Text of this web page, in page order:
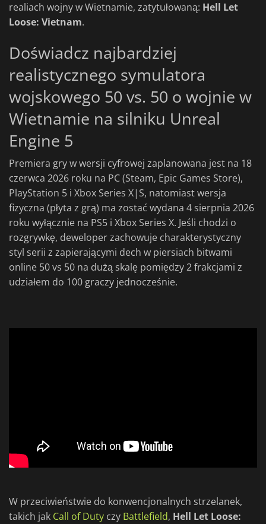
realiach wojny w Wietnamie, zatytułowaną: Hell Let
Loose: Vietnam.
Doświadcz najbardziej
realistycznego symulatora
wojskowego 50 vs. 50 o wojnie w
Wietnamie na silniku Unreal
Engine 5
Premiera gry w wersji cyfrowej zaplanowana jest na 18
czerwca 2026 roku na PC (Steam, Epic Games Store),
PlayStation 5 i Xbox Series X|S, natomiast wersja
fizyczna (płyta z grą) ma zostać wydana 4 sierpnia 2026
roku wyłącznie na PS5 i Xbox Series X. Jeśli chodzi o
rozgrywkę, deweloper zachowuje charakterystyczny
styl serii z zapierającymi dech w piersiach bitwami
online 50 vs 50 na dużą skalę pomiędzy 2 frakcjami z
udziałem do 100 graczy jednocześnie.
W przeciwieństwie do konwencjonalnych strzelanek,
takich jak Call of Duty czy Battlefield, Hell Let Loose: